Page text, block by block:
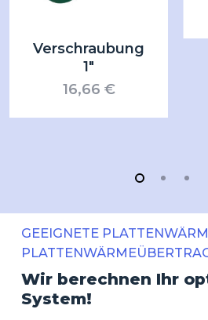
Verschraubung
1″
16,66€
GEEIGNETE
Wir berechnen Ihr
System!